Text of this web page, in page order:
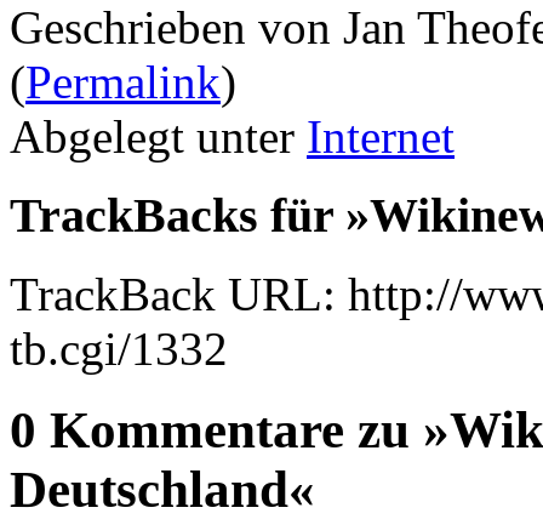
Geschrieben von Jan
(Permalink)
Abgelegt unter Internet
TrackBacks für
TrackBack URL: http://
tb.cgi/1332
0 Kommentare zu
Deutschland«